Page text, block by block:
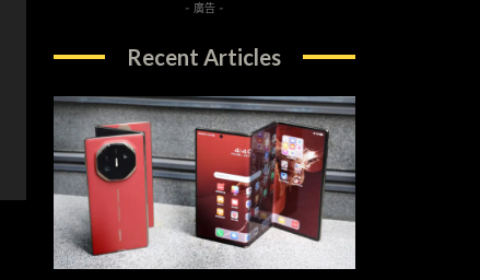
- 廣告 -
Recent Articles